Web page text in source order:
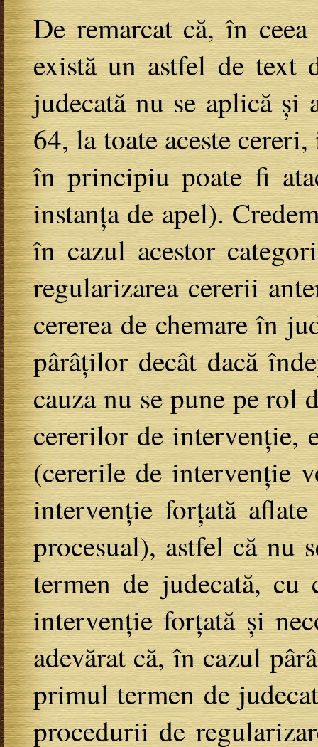
De remarcat că, în
există un astfel de text
judecată nu se aplică și
64, la toate aceste
în principiu poate fi
instanța de apel).
în cazul acestor
regularizarea cererii
cererea de chemare în
pârâților decât dacă
cauza nu se pune pe rol
cererilor de intervenție,
(cererile de intervenție
intervenție forțată
procesual), astfel că nu
termen de judecată,
intervenție forțată și
adevărat că, în cazul
primul termen de
procedurii de